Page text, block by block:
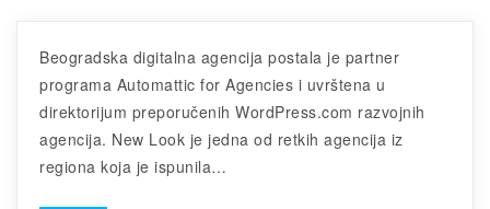
Beogradska digitalna agencija postala je partner
programa Automattic for Agencies i uvrštena u
direktorijum preporučenih WordPress.com razvojnih
agencija. New Look je jedna od retkih agencija iz
regiona koja je ispunila…